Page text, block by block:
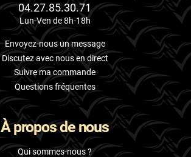
04.27.85.30.71
Lun-Ven de 8h-18h
Envoyez-nous un message
Discutez avec nous en direct
Suivre ma commande
Questions fréquentes
À propos de nous
Qui sommes-nous ?